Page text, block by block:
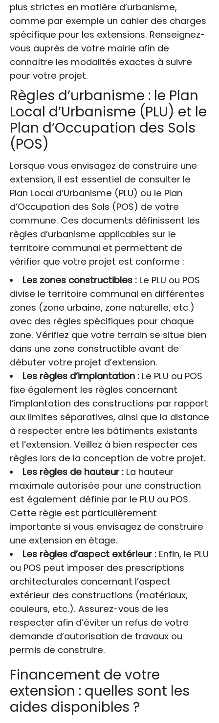
plus strictes en matière d’urbanisme,
comme par exemple un cahier des charges
spécifique pour les extensions. Renseignez-
vous auprès de votre mairie afin de
connaître les modalités exactes à suivre
pour votre projet.
Règles d’urbanisme : le Plan
Local d’Urbanisme (PLU) et le
Plan d’Occupation des Sols
(POS)
Lorsque vous envisagez de construire une
extension, il est essentiel de consulter le
Plan Local d’Urbanisme (PLU) ou le Plan
d’Occupation des Sols (POS) de votre
commune. Ces documents définissent les
règles d’urbanisme applicables sur le
territoire communal et permettent de
vérifier que votre projet est conforme :
Les zones constructibles :Le PLU ou POS
divise le territoire communal en différentes
zones (zone urbaine, zone naturelle, etc.)
avec des règles spécifiques pour chaque
zone. Vérifiez que votre terrain se situe bien
dans une zone constructible avant de
débuter votre projet d’extension.
Les règles d’implantation :Le PLU ou POS
fixe également les règles concernant
l’implantation des constructions par rapport
aux limites séparatives, ainsi que la distance
à respecter entre les bâtiments existants
et l’extension. Veillez à bien respecter ces
règles lors de la conception de votre projet.
Les règles de hauteur :La hauteur
maximale autorisée pour une construction
est également définie par le PLU ou POS.
Cette règle est particulièrement
importante si vous envisagez de construire
une extension en étage.
Les règles d’aspect extérieur :Enfin, le PLU
ou POS peut imposer des prescriptions
architecturales concernant l’aspect
extérieur des constructions (matériaux,
couleurs, etc.). Assurez-vous de les
respecter afin d’éviter un refus de votre
demande d’autorisation de travaux ou
permis de construire.
Financement de votre
extension : quelles sont les
aides disponibles ?